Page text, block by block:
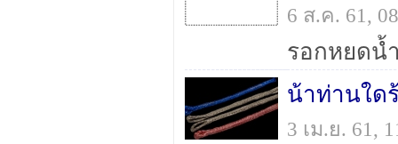
6 ส.ค. 61,
น้าท่านใด
3 เม.ย. 61,